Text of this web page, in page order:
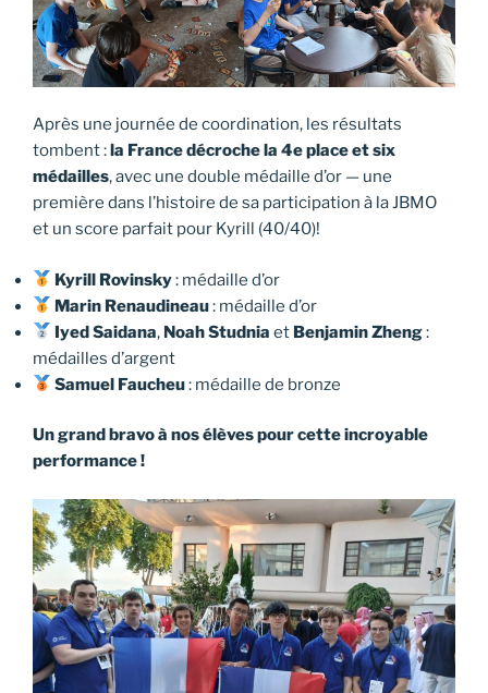
Après une journée de coordination, les résultats
tombent :la France décroche la 4e place et six
médailles, avec une double médaille d’or — une
première dans l’histoire de sa participation à la JBMO
et un score parfait pour Kyrill (40/40)!
Kyrill Rovinsky: médaille d’or
Marin Renaudineau: médaille d’or
Iyed Saidana, Noah Studnia et Benjamin Zheng:
médailles d’argent
Samuel Faucheu: médaille de bronze
Un grand bravo à nos élèves pour cette incroyable
performance !